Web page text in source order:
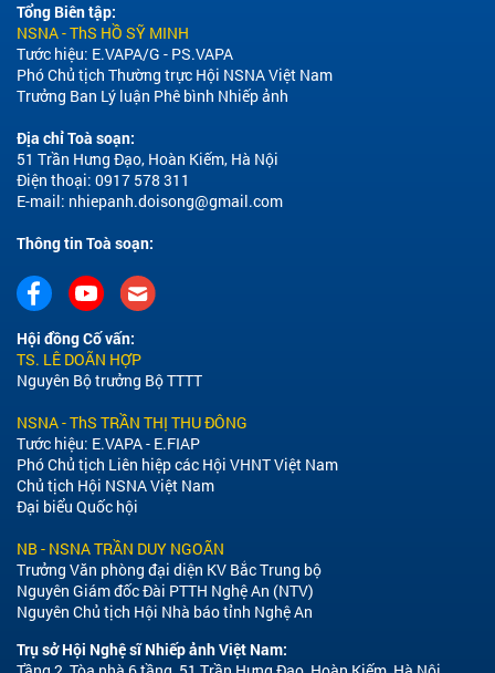
Tổng Biên tập:
NSNA - ThS HỒ SỸ MINH
Tước hiệu: E.VAPA/G - PS.VAPA
Phó Chủ tịch Thường trực Hội NSNA Việt Nam
Trưởng Ban Lý luận Phê bình Nhiếp ảnh
Địa chỉ Toà soạn:
51 Trần Hưng Đạo, Hoàn Kiếm, Hà Nội
Điện thoại: 0917 578 311
E-mail: nhiepanh.doisong@gmail.com
Thông tin Toà soạn:
Hội đồng Cố vấn:
TS. LÊ DOÃN HỢP
Nguyên Bộ trưởng Bộ TTTT
NSNA - ThS TRẦN THỊ THU ĐÔNG
Tước hiệu: E.VAPA - E.FIAP
Phó Chủ tịch Liên hiệp các Hội VHNT Việt Nam
Chủ tịch Hội NSNA Việt Nam
Đại biểu Quốc hội
NB - NSNA TRẦN DUY NGOÃN
Trưởng Văn phòng đại diện KV Bắc Trung bộ
Nguyên Giám đốc Đài PTTH Nghệ An (NTV)
Nguyên Chủ tịch Hội Nhà báo tỉnh Nghệ An
Trụ sở Hội Nghệ sĩ Nhiếp ảnh Việt Nam: